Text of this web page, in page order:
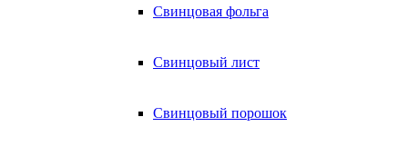
Свинцовая фольга
Свинцовый лист
Свинцовый порошок